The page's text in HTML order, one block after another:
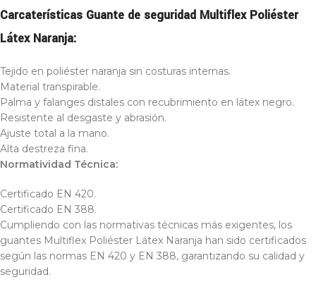
Carcaterísticas Guante de seguridad Multiflex Poliéster
Látex Naranja:
Tejido en poliéster naranja sin costuras internas.
Material transpirable.
Palma y falanges distales con recubrimiento en látex negro.
Resistente al desgaste y abrasión.
Ajuste total a la mano.
Alta destreza fina.
Normatividad Técnica:
Certificado EN 420.
Certificado EN 388.
Cumpliendo con las normativas técnicas más exigentes, los
guantes Multiflex Poliéster Látex Naranja han sido certificados
según las normas EN 420 y EN 388, garantizando su calidad y
seguridad.